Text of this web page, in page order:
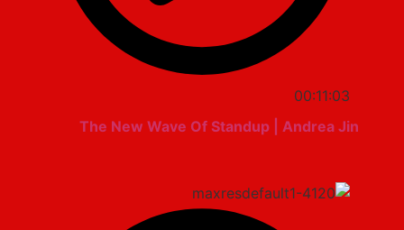
00:11:03
The New Wave Of Standup | Andrea Jin